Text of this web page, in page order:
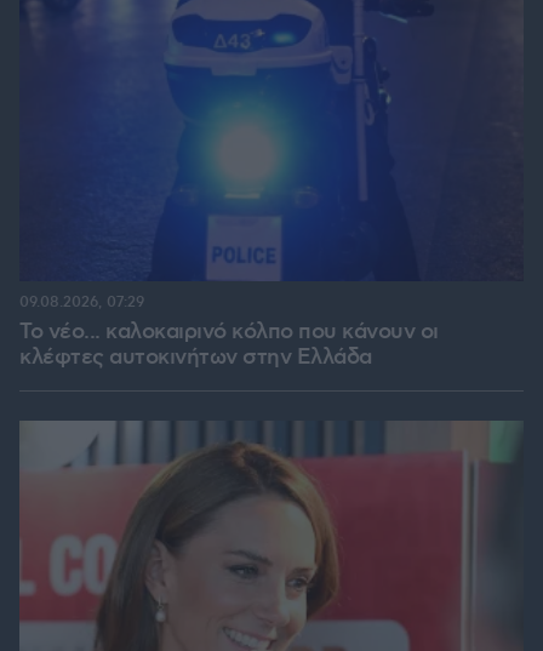
Το νέο... καλοκαιρινό κόλπο που κάνουν οι
κλέφτες αυτοκινήτων στην Ελλάδα
09.08.2026, 07:29